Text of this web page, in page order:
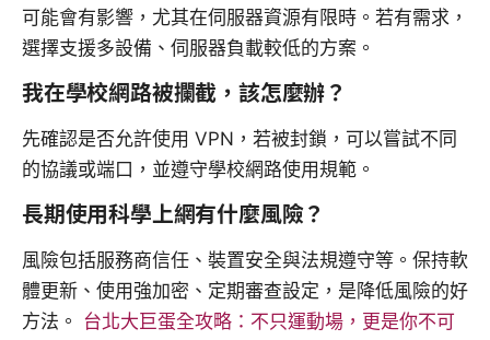
可能會有影響，尤其在伺服器資源有限時。若有需求，
選擇支援多設備、伺服器負載較低的方案。
我在學校網路被攔截，該怎麼辦？
先確認是否允許使用 VPN，若被封鎖，可以嘗試不同
的協議或端口，並遵守學校網路使用規範。
長期使用科學上網有什麼風險？
風險包括服務商信任、裝置安全與法規遵守等。保持軟
體更新、使用強加密、定期審查設定，是降低風險的好
方法。 台北大巨蛋全攻略：不只運動場，更是你不可